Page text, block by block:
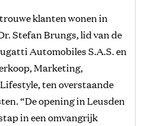
klanten wonen in
Stefan Brungs, lid van de
Automobiles S.A.S. en
Marketing,
ten overstaande
“De opening in Leusden
in een omvangrijk